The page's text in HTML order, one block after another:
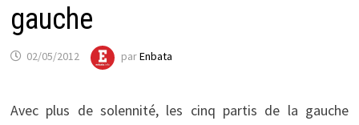
gauche
02/05/2012 parEnbata
Avec plus de solennité, les cinq partis de la gauche